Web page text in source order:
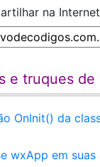
na
e truques
OnInit() da
wxApp em